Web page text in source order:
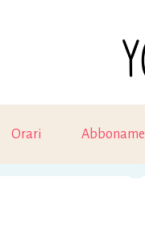
Orari